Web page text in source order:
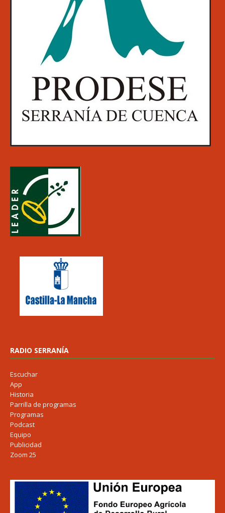
RADIO SERRANÍA
Escuchar
App
Historia
Parrilla de programas
Programas
Podcast
Equipo
Publicidad
Zoom 25